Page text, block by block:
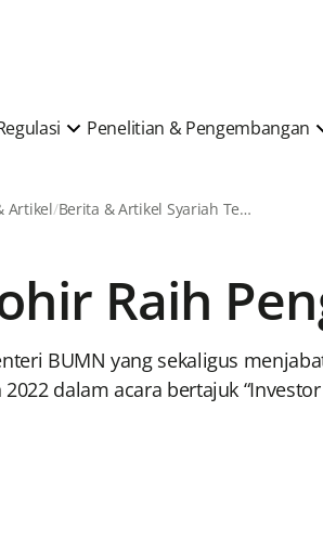
Penelitian & Pengembangan
Artikel Berita & Artikel Syariah Terkini
Raih
BUMN yang sekaligus
dalam acara bertajuk